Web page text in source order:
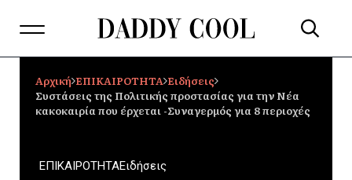
Αρχική ΕΠΙΚΑΙΡΟΤΗΤΑ Ειδήσεις
Συστάσεις της Πολιτικής προστασίας για την Νέα
κακοκαιρία που έρχεται -Συναγερμός για 8 περιοχές
ΕΠΙΚΑΙΡΟΤΗΤΑΕιδήσεις